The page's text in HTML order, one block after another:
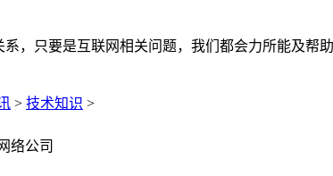
，只要是互联网相关问题，我们都会力所能及帮
> 技术知识 >
络公司